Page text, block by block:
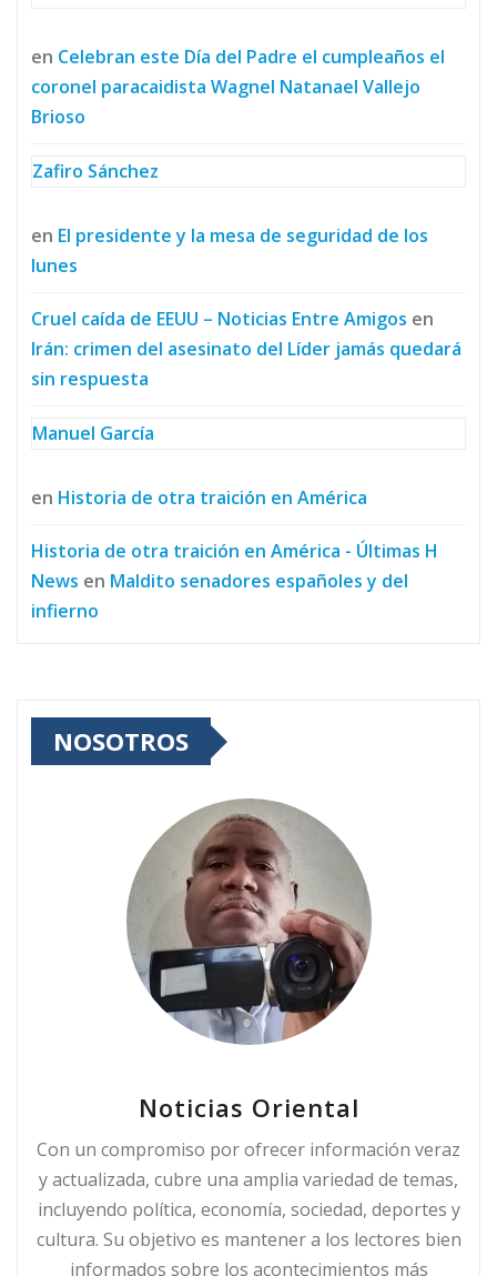
en Celebran este Día del Padre el cumpleaños el
coronel paracaidista Wagnel Natanael Vallejo
Brioso
Zafiro Sánchez
en El presidente y la mesa de seguridad de los
lunes
Cruel caída de EEUU – Noticias Entre Amigos en
Irán: crimen del asesinato del Líder jamás quedará
sin respuesta
Manuel García
en Historia de otra traición en América
Historia de otra traición en América - Últimas H
News en Maldito senadores españoles y del
infierno
NOSOTROS
Noticias Oriental
Con un compromiso por ofrecer información veraz
y actualizada, cubre una amplia variedad de temas,
incluyendo política, economía, sociedad, deportes y
cultura. Su objetivo es mantener a los lectores bien
informados sobre los acontecimientos más